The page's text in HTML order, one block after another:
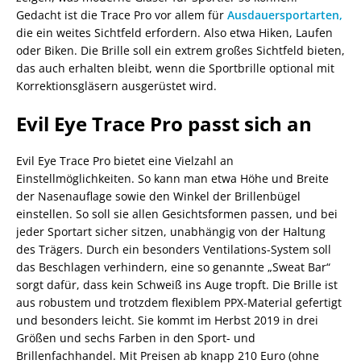
Gedacht ist die Trace Pro vor allem für Ausdauersportarten,
die ein weites Sichtfeld erfordern. Also etwa Hiken, Laufen
oder Biken. Die Brille soll ein extrem großes Sichtfeld bieten,
das auch erhalten bleibt, wenn die Sportbrille optional mit
Korrektionsgläsern ausgerüstet wird.
Evil Eye Trace Pro passt sich an
Evil Eye Trace Pro bietet eine Vielzahl an
Einstellmöglichkeiten. So kann man etwa Höhe und Breite
der Nasenauflage sowie den Winkel der Brillenbügel
einstellen. So soll sie allen Gesichtsformen passen, und bei
jeder Sportart sicher sitzen, unabhängig von der Haltung
des Trägers. Durch ein besonders Ventilations-System soll
das Beschlagen verhindern, eine so genannte „Sweat Bar“
sorgt dafür, dass kein Schweiß ins Auge tropft. Die Brille ist
aus robustem und trotzdem flexiblem PPX-Material gefertigt
und besonders leicht. Sie kommt im Herbst 2019 in drei
Größen und sechs Farben in den Sport- und
Brillenfachhandel. Mit Preisen ab knapp 210 Euro (ohne